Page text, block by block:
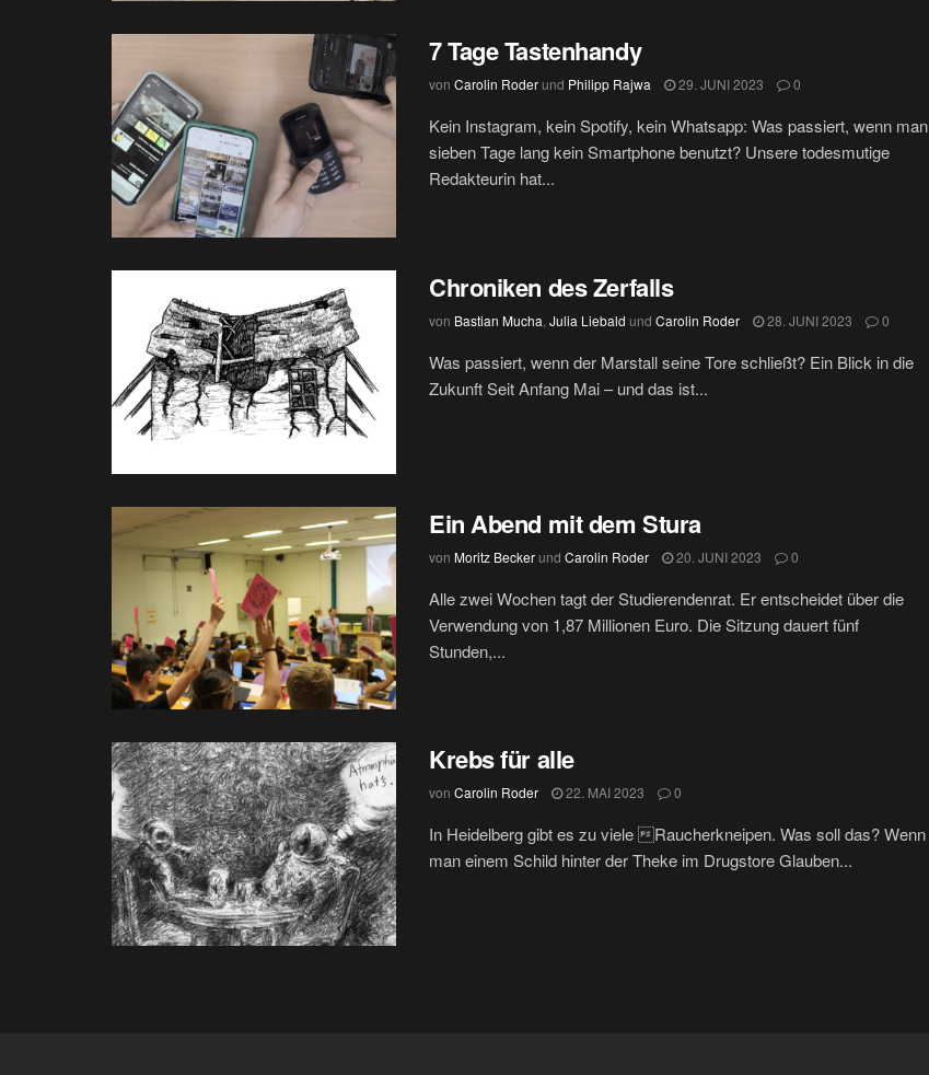
7 Tage Tastenhandy
von Carolin Roderund Philipp Rajwa 29. JUNI 2023 0
Kein Instagram, kein Spotify, kein Whatsapp: Was passiert, wenn man
sieben Tage lang kein Smartphone benutzt? Unsere todesmutige
Redakteurin hat...
Chroniken des Zerfalls
von Bastian Mucha, Julia Liebald und Carolin Roder 28. JUNI 2023 0
Was passiert, wenn der Marstall seine Tore schließt? Ein Blick in die
Zukunft Seit Anfang Mai – und das ist...
Ein Abend mit dem Stura
von Moritz Beckerund Carolin Roder 20. JUNI 2023 0
Alle zwei Wochen tagt der Studierendenrat. Er entscheidet über die
Verwendung von 1,87 Millionen Euro. Die Sitzung dauert fünf
Stunden,...
Krebs für alle
von Carolin Roder 22. MAI 2023 0
In Heidelberg gibt es zu viele Raucherkneipen. Was soll das? Wenn
man einem Schild hinter der Theke im Drugstore Glauben...